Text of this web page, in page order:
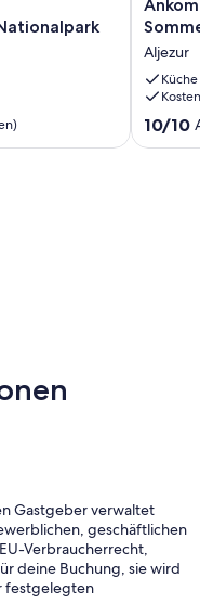
&
in
hellen
am
Aljezur
Küche
10.0
10/10
Gastgeber verwaltet
geschäftlichen
Verbraucherrecht,
deine Buchung, sie wird
festgelegten